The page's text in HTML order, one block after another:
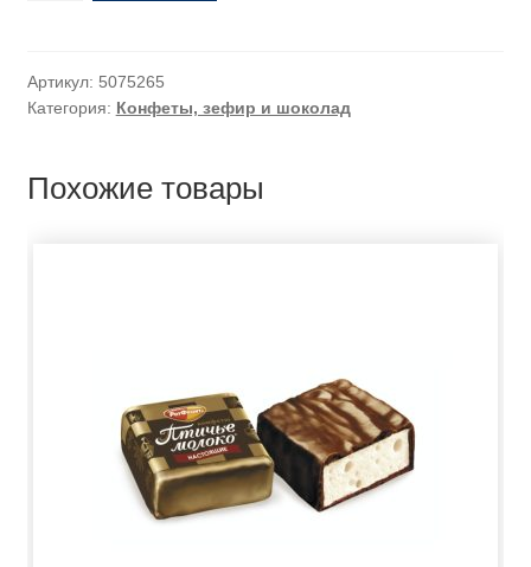
Артикул: 5075265
Категория: Конфеты, зефир и шоколад
Похожие товары